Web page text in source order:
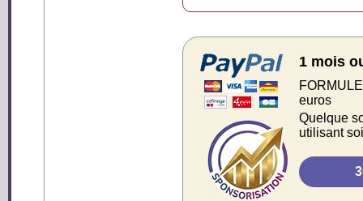
1 mois
euros
Quelque
utilisant